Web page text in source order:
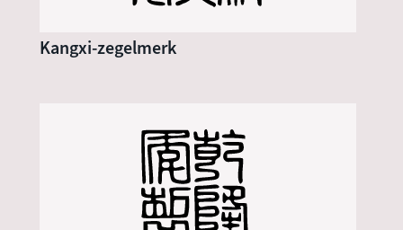
Kangxi-zegelmerk